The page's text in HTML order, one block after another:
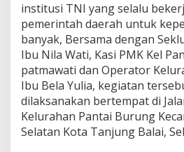
P
u
D
a
t
T
e
r
D
institusi TNI yang selalu
pemerintah daerah untuk
banyak, Bersama dengan
Ibu Nila Wati, Kasi PMK Kel
patmawati dan Operator
Ibu Bela Yulia, kegiatan
dilaksanakan bertempat di
Kelurahan Pantai Burung
Selatan Kota Tanjung Balai,